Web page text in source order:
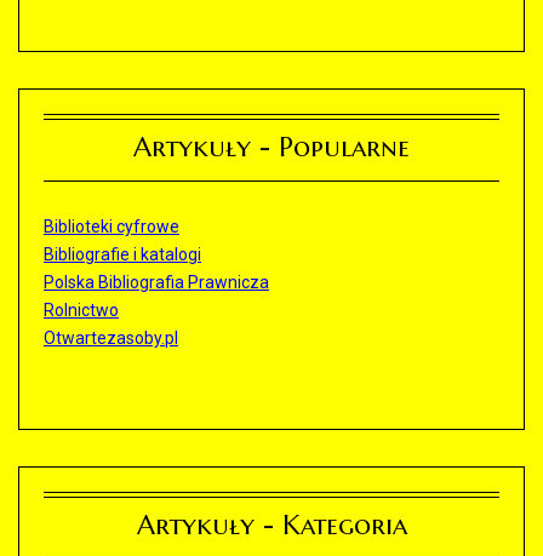
Artykuły - Popularne
Biblioteki cyfrowe
Bibliografie i katalogi
Polska Bibliografia Prawnicza
Rolnictwo
Otwartezasoby.pl
Artykuły - Kategoria